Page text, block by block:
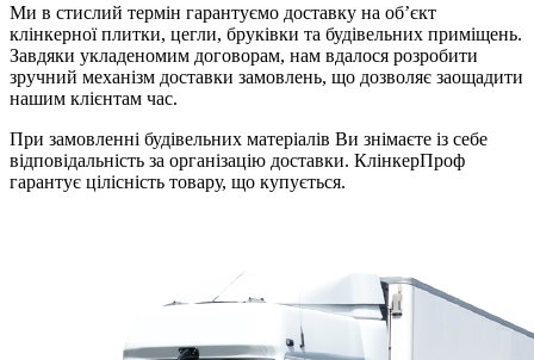
Ми в стислий термін гарантуємо доставку на об’єкт
клінкерної плитки, цегли, бруківки та будівельних приміщень.
Завдяки укладеномим договорам, нам вдалося розробити
зручний механізм доставки замовлень, що дозволяє заощадити
нашим клієнтам час.
При замовленні будівельних матеріалів Ви знімаєте із себе
відповідальність за організацію доставки. КлінкерПроф
гарантує цілісність товару, що купується.